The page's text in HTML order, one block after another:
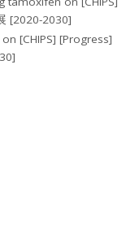
[2020-2030]
on[CHIPS] [Progress]